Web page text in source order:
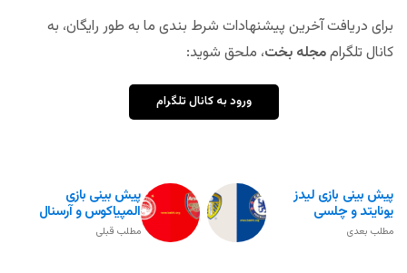
برای دریافت آخرین پیشنهادات شرط بندی ما به طور رایگان، به
کانال تلگراممجله بخت، ملحق شوید:
ورود به کانال تلگرام
پیش بینی بازی
المپیاکوس و آرسنال
مطلب قبلی
پیش بینی بازی لیدز
یونایتد و چلسی
مطلب بعدی